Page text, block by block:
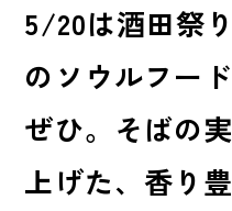
5/20は酒田祭
のソウルフー
ぜひ。そばの
上げた、香り